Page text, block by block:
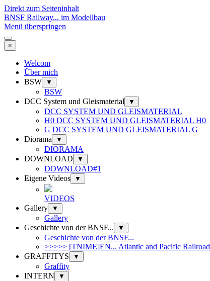
Direkt zum Seiteninhalt
BNSF Railway... im Modellbau
Menü überspringen
×
Welcom
Über mich
BSW
▼
BSW
DCC System und Gleismaterial
▼
DCC SYSTEM UND GLEISMATERIAL
H0 DCC SYSTEM UND GLEISMATERIAL H0
G DCC SYSTEM UND GLEISMATERIAL G
Diorama
▼
DIORAMA
DOWNLOAD
▼
DOWNLOAD#1
Eigene Videos
▼
VIDEOS
Gallery
▼
Gallery
Geschichte von der BNSF...
▼
Geschichte von der BNSF...
>>>>> [TNIME]EN... Atlantic and Pacific Railroad
GRAFFITYS
▼
Graffity
INTERN
▼